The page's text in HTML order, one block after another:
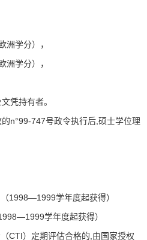
学分），
学分），
凭持有者。
747号政令执行后,硕士学位理
学年度起获得）
学年度起获得）
）定期评估合格的,由国家授权